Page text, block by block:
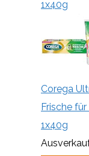
1x40g
Corega
Frische
1x40g